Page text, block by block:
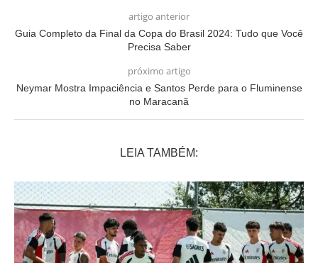
artigo anterior
Guia Completo da Final da Copa do Brasil 2024: Tudo que Você
Precisa Saber
próximo artigo
Neymar Mostra Impaciência e Santos Perde para o Fluminense
no Maracanã
LEIA TAMBÉM: